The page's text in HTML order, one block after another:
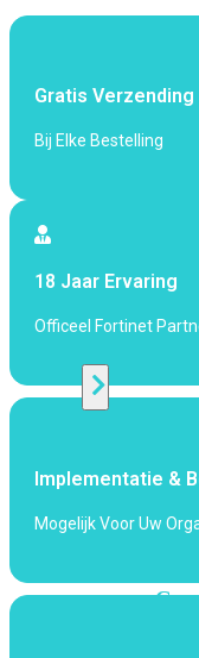
108F
112F-
POE
Gratis Verzending
Bij Elke Bestelling
18 Jaar Ervaring
Officeel Fortinet
Implementatie &
Mogelijk Voor Uw